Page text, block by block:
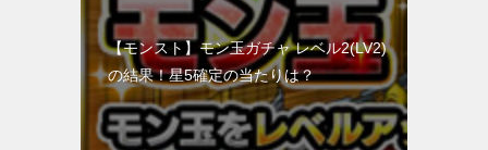
【モンスト】モン玉ガチャ レベル2(LV2)
の結果！星5確定の当たりは？